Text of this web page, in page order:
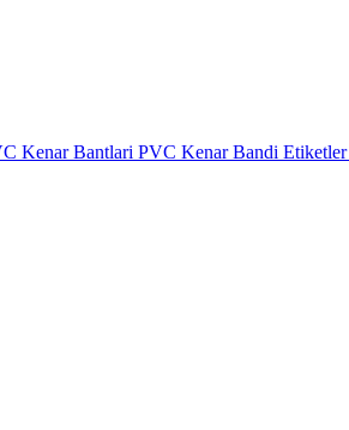
Kenar Bantlari PVC Kenar Bandi Etiketler